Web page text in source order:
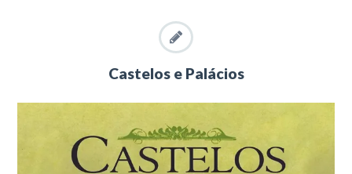
Castelos e Palácios